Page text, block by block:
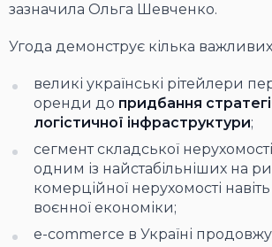
зазначила Ольга Шевченко.
Угода демонструє кілька важливих
великі українські рітейлери
оренди до придбання
логістичної інфраструктури;
сегмент складської
одним із найстабільніших на
комерційної нерухомості
воєнної економіки;
e-commerce в Україні